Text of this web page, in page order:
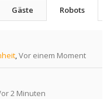
Gäste Robots
,Vor einem Moment
2 Minuten